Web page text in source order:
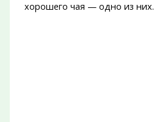
хорошего чая — одно из них.